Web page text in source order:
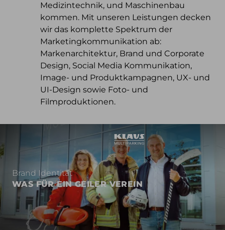
Medizintechnik, und Maschinenbau
kommen. Mit unseren Leistungen decken
wir das komplette Spektrum der
Marketingkommunikation ab:
Markenarchitektur, Brand und Corporate
Design, Social Media Kommunikation,
Image- und Produktkampagnen, UX- und
UI-Design sowie Foto- und
Filmproduktionen.
Brand Identität
WAS FÜR EIN GEILER VEREIN